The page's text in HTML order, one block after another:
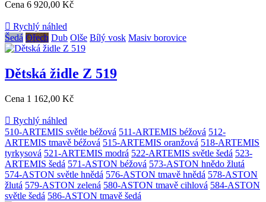
Cena 6 920,00 Kč
 Rychlý náhled
Šedá Ořech Dub Olše Bílý vosk Masiv borovice
Dětská židle Z 519
Cena 1 162,00 Kč
 Rychlý náhled
510-ARTEMIS světle béžová 511-ARTEMIS béžová 512-
ARTEMIS tmavě béžová 515-ARTEMIS oranžová 518-ARTEMIS
tyrkysová 521-ARTEMIS modrá 522-ARTEMIS světle šedá 523-
ARTEMIS šedá 571-ASTON béžová 573-ASTON hnědo žlutá
574-ASTON světle hnědá 576-ASTON tmavě hnědá 578-ASTON
žlutá 579-ASTON zelená 580-ASTON tmavě cihlová 584-ASTON
světle šedá 586-ASTON tmavě šedá